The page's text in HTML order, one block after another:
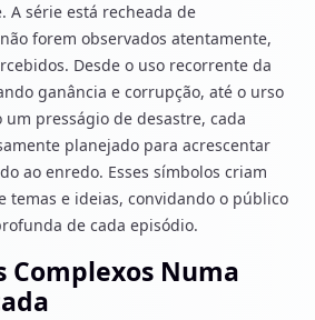
A série está recheada de
forem observados atentamente,
Desde o uso recorrente da
ganância e corrupção, até o urso
presságio de desastre, cada
planejado para acrescentar
ao enredo. Esses símbolos criam
temas e ideias, convidando o público
de cada episódio.
Complexos Numa